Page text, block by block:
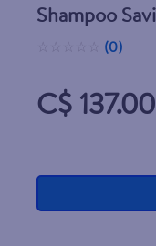
Shampoo
(0)
C$ 137.00